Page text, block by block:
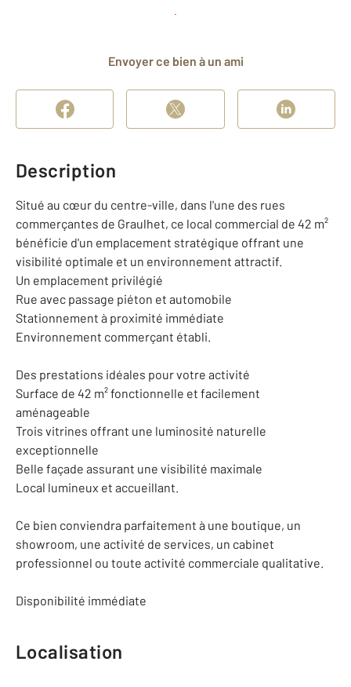
Envoyer ce bien à un ami
Description
Situé au cœur du centre-ville, dans l'une des rues
commerçantes de Graulhet, ce local commercial de 42 m²
bénéficie d'un emplacement stratégique offrant une
visibilité optimale et un environnement attractif.
Un emplacement privilégié
Rue avec passage piéton et automobile
Stationnement à proximité immédiate
Environnement commerçant établi.
Des prestations idéales pour votre activité
Surface de 42 m² fonctionnelle et facilement
aménageable
Trois vitrines offrant une luminosité naturelle
exceptionnelle
Belle façade assurant une visibilité maximale
Local lumineux et accueillant.
Ce bien conviendra parfaitement à une boutique, un
showroom, une activité de services, un cabinet
professionnel ou toute activité commerciale qualitative.
Disponibilité immédiate
Localisation